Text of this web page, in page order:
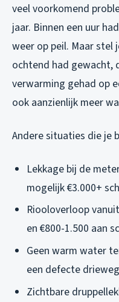
veel voorkomend
jaar. Binnen een uur
weer op peil. Maar
ochtend had gewacht,
verwarming gehad op
ook aanzienlijk meer
Andere situaties die je
Lekkage bij de
mogelijk €3.000+
Riooloverloop
en €800-1.500 aan
Geen warm water
een defecte
Zichtbare